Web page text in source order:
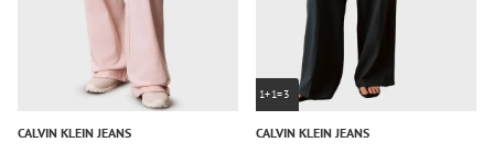
CALVIN KLEIN JEANS
1+1=3
CALVIN KLEIN JEANS